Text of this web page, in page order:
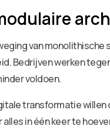
van
Bedrijven werken
voldoen.
transformatie
in één keer te